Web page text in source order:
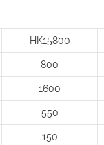
HK15800
800
1600
550
150